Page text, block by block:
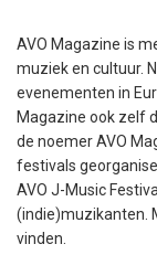
AVO Magazine is
muziek en cultuur.
evenementen in
Magazine ook zelf
de noemer AVO
festivals
AVO J-Music
(indie)muzikanten.
vinden.